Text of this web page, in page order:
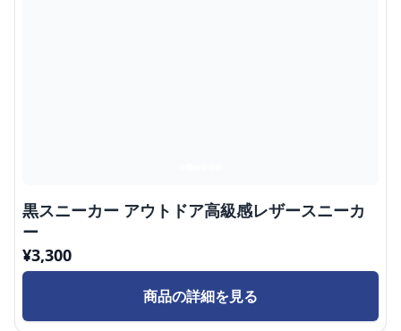
黒スニーカー アウトドア高級感レザースニーカ
ー
¥3,300
商品の詳細を見る